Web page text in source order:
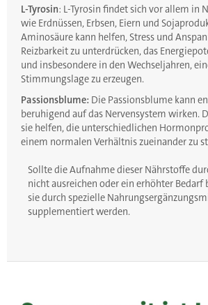
L-Tyrosin: L-Tyrosin findet sich vor allem in
wie Erdnüssen, Erbsen, Eiern und
Aminosäure kann helfen, Stress und
Reizbarkeit zu unterdrücken, das
und insbesondere in den Wechseljahren,
Stimmungslage zu erzeugen.
Passionsblume: Die Passionsblume kann
beruhigend auf das Nervensystem wirken.
sie helfen, die unterschiedlichen
einem normalen Verhältnis zueinander zu
Sollte die Aufnahme dieser Nährstoffe
nicht ausreichen oder ein erhöhter Bedarf
sie durch spezielle
supplementiert werden.